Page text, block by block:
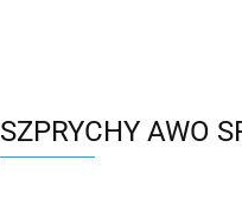
SZPRYCHY AWO